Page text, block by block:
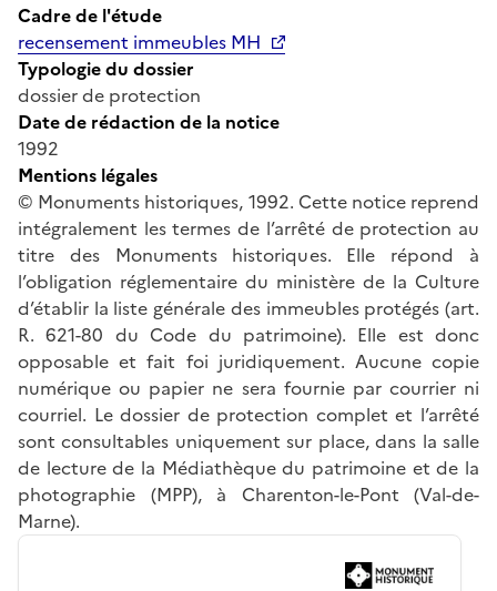
Cadre de l'étude
recensement immeubles MH
Typologie du dossier
dossier de protection
Date de rédaction de la notice
1992
Mentions légales
© Monuments historiques, 1992. Cette notice reprend
intégralement les termes de l’arrêté de protection au
titre des Monuments historiques. Elle répond à
l’obligation réglementaire du ministère de la Culture
d’établir la liste générale des immeubles protégés (art.
R. 621-80 du Code du patrimoine). Elle est donc
opposable et fait foi juridiquement. Aucune copie
numérique ou papier ne sera fournie par courrier ni
courriel. Le dossier de protection complet et l’arrêté
sont consultables uniquement sur place, dans la salle
de lecture de la Médiathèque du patrimoine et de la
photographie (MPP), à Charenton-le-Pont (Val-de-
Marne).